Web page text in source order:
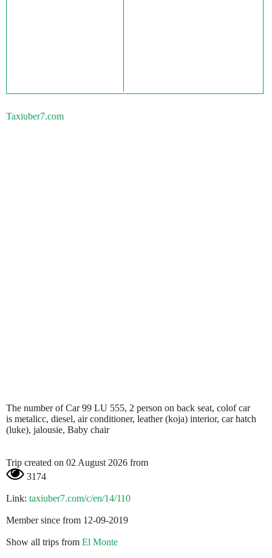
Taxiuber7.com
The number of Car 99 LU 555, 2 person on back seat, colof car
is metalicc, diesel, air conditioner, leather (koja) interior, car hatch
(luke), jalousie, Baby chair
Trip created on 02 August 2026 from
3174
Link: taxiuber7.com/c/en/14/110
Member since from 12-09-2019
Show all trips from El Monte